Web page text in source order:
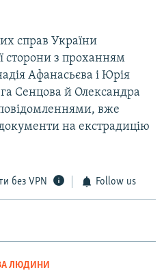
справ України
сторони з проханням
Афанасьєва і Юрія
Сенцова й Олександра
вже
на екстрадицію
без VPN Follow us
ЛЮДИНИ